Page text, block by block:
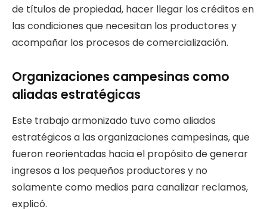
de títulos de propiedad, hacer llegar los créditos en
las condiciones que necesitan los productores y
acompañar los procesos de comercialización.
Organizaciones campesinas como
aliadas estratégicas
Este trabajo armonizado tuvo como aliados
estratégicos a las organizaciones campesinas, que
fueron reorientadas hacia el propósito de generar
ingresos a los pequeños productores y no
solamente como medios para canalizar reclamos,
explicó.